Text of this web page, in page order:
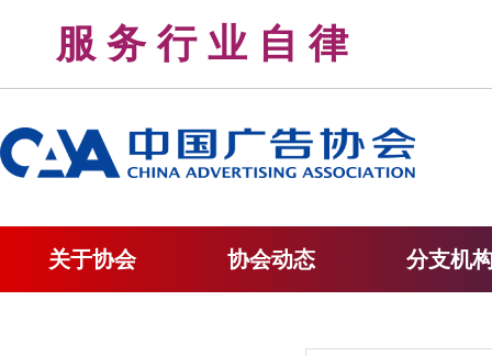
服 务 行 业 自 律
关于协会 协会动态 分支机